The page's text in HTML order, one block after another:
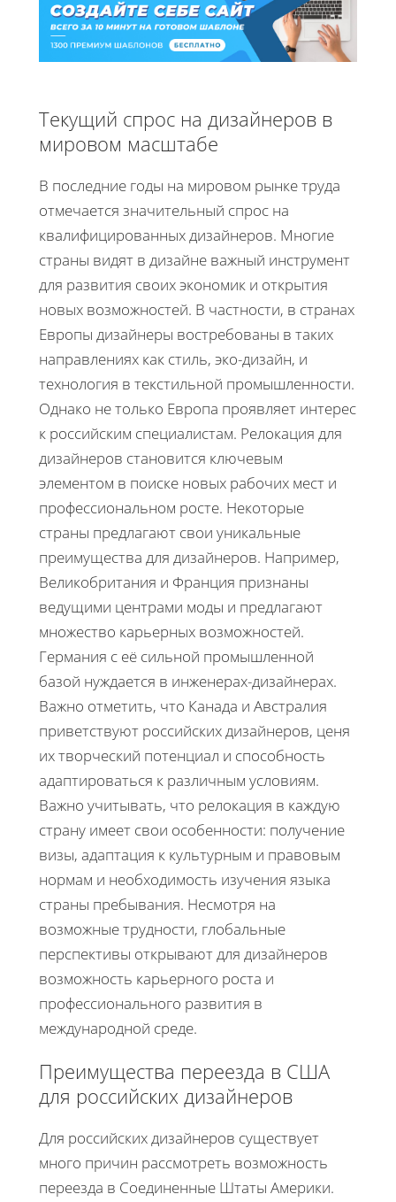
Текущий спрос на дизайнеров в
мировом масштабе
В последние годы на мировом рынке труда
отмечается значительный спрос на
квалифицированных дизайнеров. Многие
страны видят в дизайне важный инструмент
для развития своих экономик и открытия
новых возможностей. В частности, в странах
Европы дизайнеры востребованы в таких
направлениях как стиль, эко-дизайн, и
технология в текстильной промышленности.
Однако не только Европа проявляет интерес
к российским специалистам. Релокация для
дизайнеров становится ключевым
элементом в поиске новых рабочих мест и
профессиональном росте. Некоторые
страны предлагают свои уникальные
преимущества для дизайнеров. Например,
Великобритания и Франция признаны
ведущими центрами моды и предлагают
множество карьерных возможностей.
Германия с её сильной промышленной
базой нуждается в инженерах-дизайнерах.
Важно отметить, что Канада и Австралия
приветствуют российских дизайнеров, ценя
их творческий потенциал и способность
адаптироваться к различным условиям.
Важно учитывать, что релокация в каждую
страну имеет свои особенности: получение
визы, адаптация к культурным и правовым
нормам и необходимость изучения языка
страны пребывания. Несмотря на
возможные трудности, глобальные
перспективы открывают для дизайнеров
возможность карьерного роста и
профессионального развития в
международной среде.
Преимущества переезда в США
для российских дизайнеров
Для российских дизайнеров существует
много причин рассмотреть возможность
переезда в Соединенные Штаты Америки.